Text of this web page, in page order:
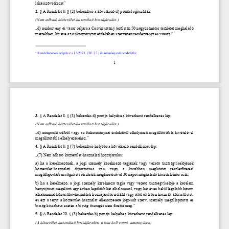
1
lakásszövetkezet”
2
§ A Rendelet 8. § (2) bekezdése a következő d) ponttal egészül ki:
(Nem adható közterület-használati hozzájárulás: )
d) rendezvény és vásár céljára a Corvin sétány területén 50 négyzetméter területet meghaladó
mértékben, kivéve az önkormányzat érdekében szervezett rendezvényt és vásárt.”
Rendelkezései beépítve a 1 3/2023 . (IV. 27 .) önkormányzati rendeletbe
3.
§ A Rendelet 8. § (3) bekezdés d) pontja helyébe a következő rendelkezés lép:
(Nem adható közterület-használati hozzájárulás:)
„d) nonprofit célból vagy az önkormányzat érdekéből elhelyezett megállítótábla kivételével
megállítótábla elhelyezéséhez.”
4 . § A Rendelet 8. § (7) bekezdése helyébe a következő rendelkezés lép:
(7) Nem adható közterület-használati hozzájárulás:
a) ha  a kérelmezőnek a jogi személy kérelmező tagjának vagy vezető tisztségviselőjének
közterület-használati  díjtartozása  van,  vagy  a  korábban  megkötött  részletfizetési
megállapodásban rögzített részletek megfizetésével 30 napot meghaladó késedelembe esik;
b) ha  a kérelmező, a jogi személy kérelmező tagja vagy vezető tisztségviselője a kérelem
benyújtását megelőző egy évben legalább két alkalommal, vagy két éven belül legalább három
alkalommal közterület-használati hozzájárulás nélkül vagy attól eltérően használt közterületet,
és ezt a tényt a közterület-használat ellenőrzésére jogosult szerv, személy megállapította és
bírság kiszabása esetén a bírság összegét nem fizette meg ”
5 . § A Rendelet 20. § (3) bekezdés b) pontja helyébe a következő rendelkezés lép:
(A közterület -használati hozzájárulást vissza kell vonni, amennyiben)